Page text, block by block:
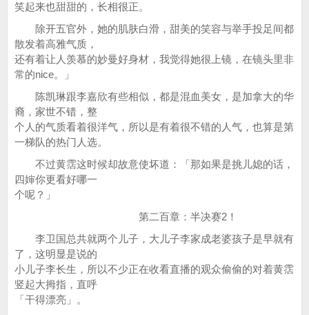
笑起来也甜甜的，长相很正。
除开五官外，她的肌肤白滑，甜美的笑容与举手投足间都
散发着高雅气质，
还有着让人羡慕的妙曼好身材，我觉得她很上镜，在镜头里非
常的nice。」
陈凯琳跟李嘉欣有些相似，都是混血美女，是加拿大的华
裔，家世不错，整
个人的气质看着很洋气，所以是有着很不错的人气，也算是第
一梯队的热门人选。
不过黄霑这时候却故意使坏道：「那如果是挑儿媳的话，
四婶你更看好哪一
个呢？」
第二百章：半决赛2！
李卫国总共就两个儿子，大儿子李家成老婆孩子是早就有
了，这明显是说的
小儿子李长生，所以不少正在收看直播的观众偷偷的对着黄霑
竖起大拇指，直呼
「干得漂亮」。